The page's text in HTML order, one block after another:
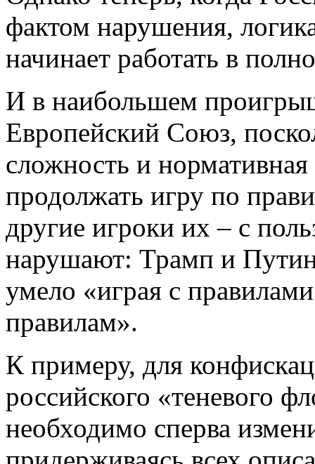
фактом нарушения,
начинает работать в
И в наибольшем
Европейский Союз,
сложность и
продолжать игру по
другие игроки их – с
нарушают: Трамп и
умело «играя с
правилам».
К примеру, для
российского «теневого
необходимо сперва